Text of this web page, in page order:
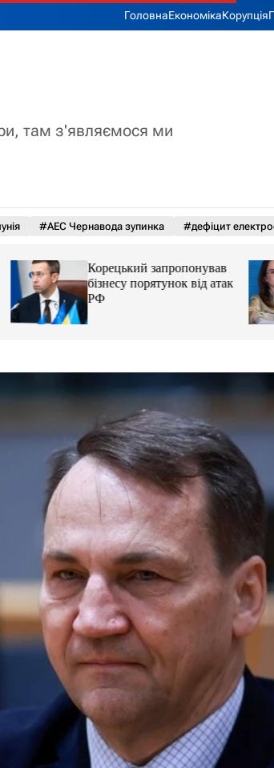
ГоловнаЕкономікаКорупція
там з'являємося ми
#АЕС Чернавода зупинка #дефіцит
Корецький запропонував
бізнесу порятунок від атак
РФ